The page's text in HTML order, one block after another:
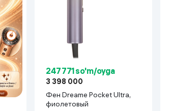
247 771 so'm/oyga
3 398 000
Фен Dreame Pocket Ultra,
фиолетовый